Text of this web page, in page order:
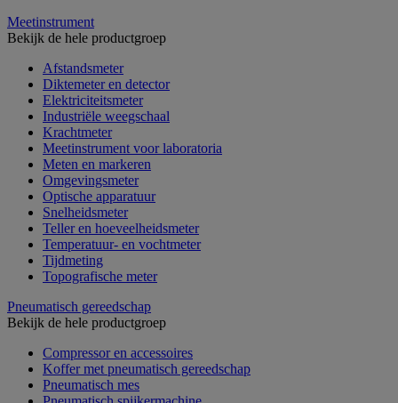
Meetinstrument
Bekijk de hele productgroep
Afstandsmeter
Diktemeter en detector
Elektriciteitsmeter
Industriële weegschaal
Krachtmeter
Meetinstrument voor laboratoria
Meten en markeren
Omgevingsmeter
Optische apparatuur
Snelheidsmeter
Teller en hoeveelheidsmeter
Temperatuur- en vochtmeter
Tijdmeting
Topografische meter
Pneumatisch gereedschap
Bekijk de hele productgroep
Compressor en accessoires
Koffer met pneumatisch gereedschap
Pneumatisch mes